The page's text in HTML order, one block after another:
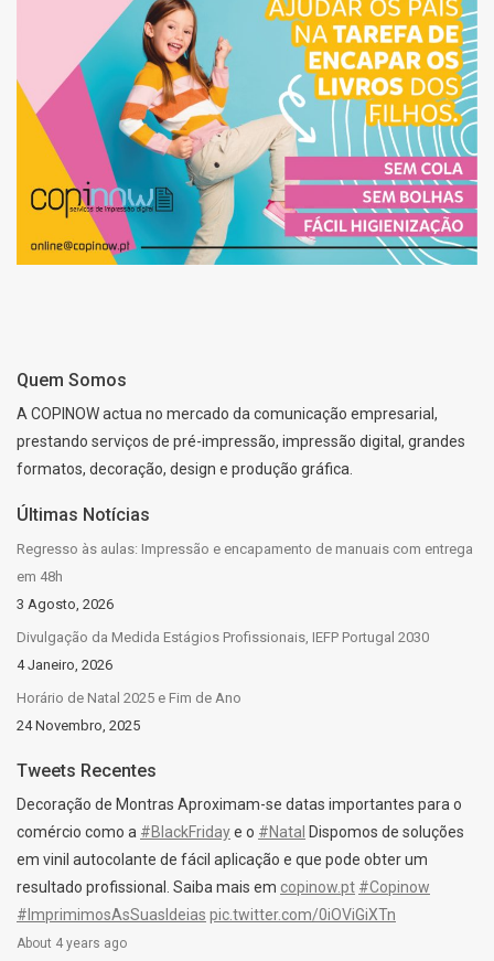
SERVIÇO DE
ENCAPAMENTO DE
LIVROS
Quem Somos
A COPINOW actua no mercado da comunicação empresarial,
prestando serviços de pré-impressão, impressão digital, grandes
formatos, decoração, design e produção gráfica.
Últimas Notícias
Regresso às aulas: Impressão e encapamento de manuais com entrega
em 48h
3 Agosto, 2026
Divulgação da Medida Estágios Profissionais, IEFP Portugal 2030
4 Janeiro, 2026
Horário de Natal 2025 e Fim de Ano
24 Novembro, 2025
Tweets Recentes
Decoração de Montras Aproximam-se datas importantes para o
comércio como a #BlackFridaye o #Natal Dispomos de soluções
em vinil autocolante de fácil aplicação e que pode obter um
resultado profissional. Saiba mais em copinow.pt #Copinow
#ImprimimosAsSuasIdeias pic.twitter.com/0iOViGiXTn
About 4 years ago